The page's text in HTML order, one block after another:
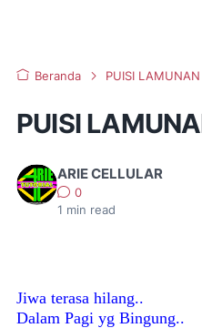
Beranda PUISI LAMUNAN
PUISI
ARIE CELLULAR
0
1 min read
Jiwa terasa hilang..
Dalam Pagi yg Bingung..